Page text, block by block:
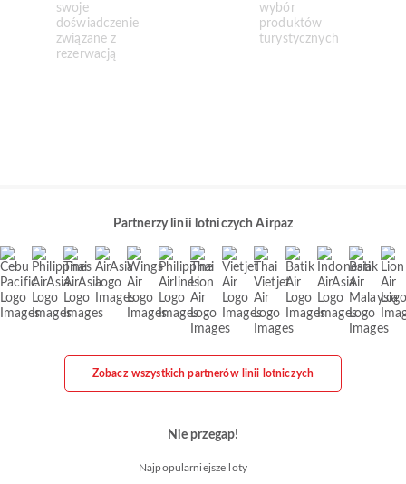
Partnerzy linii lotniczych Airpaz
Zobacz wszystkich partnerów linii lotniczych
Nie przegap!
Najpopularniejsze loty